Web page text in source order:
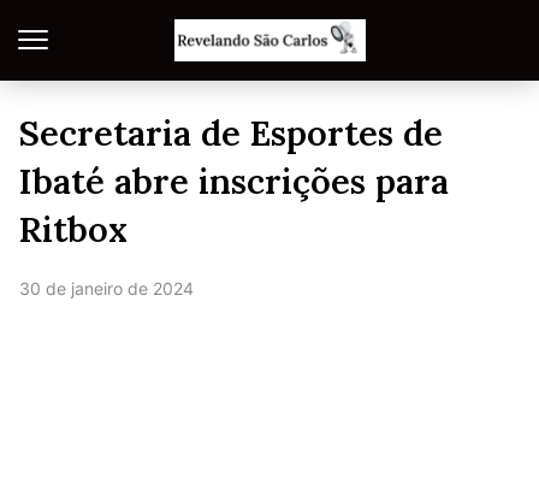
Secretaria de Esportes de
Ibaté abre inscrições para
Ritbox
30 de janeiro de 2024